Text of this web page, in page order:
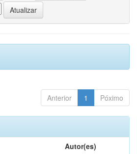
Anterior 1 Póximo
Autor(es)